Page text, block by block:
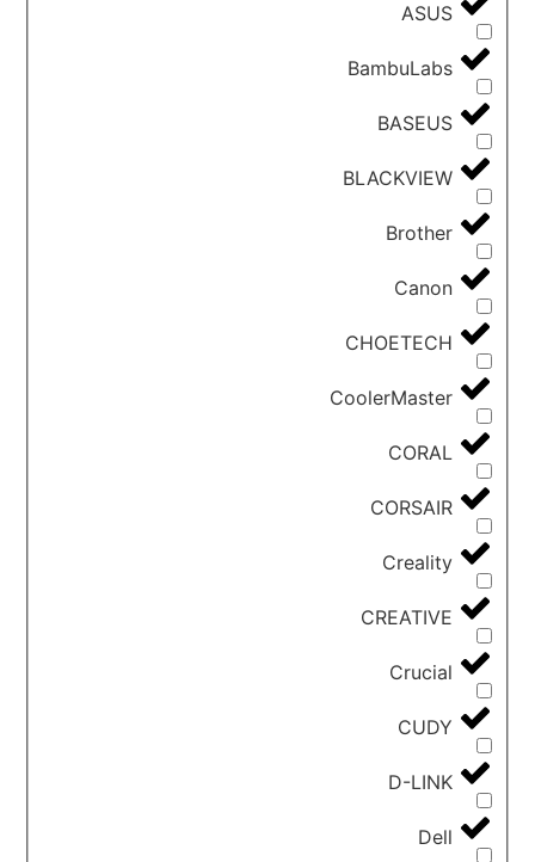
ASUS
BambuLabs
BASEUS
BLACKVIEW
Brother
Canon
CHOETECH
CoolerMaster
CORAL
CORSAIR
Creality
CREATIVE
Crucial
CUDY
D-LINK
Dell